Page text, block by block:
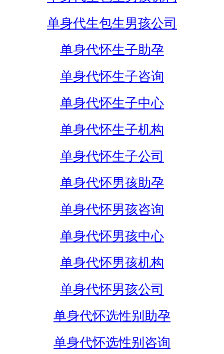
单身代生包生男孩公司
单身代怀生子助孕
单身代怀生子咨询
单身代怀生子中心
单身代怀生子机构
单身代怀生子公司
单身代怀男孩助孕
单身代怀男孩咨询
单身代怀男孩中心
单身代怀男孩机构
单身代怀男孩公司
单身代怀选性别助孕
单身代怀选性别咨询